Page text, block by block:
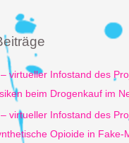
virtueller Infostand des
beim Drogenkauf im
virtueller Infostand des
Opioide in Fake-